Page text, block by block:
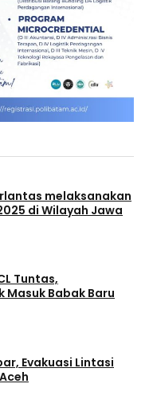
melaksanakan
di Wilayah Jawa
Tuntas,
Masuk Babak Baru
Evakuasi Lintasi